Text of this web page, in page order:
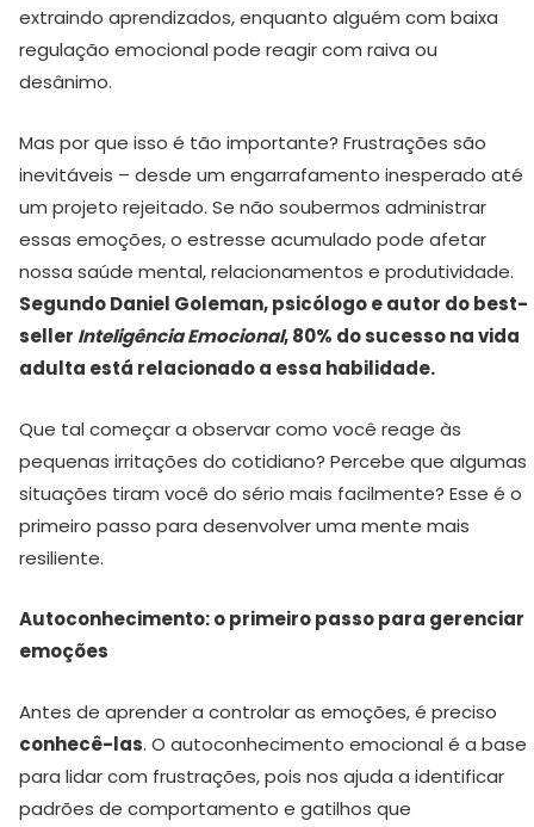
extraindo aprendizados, enquanto alguém com baixa
regulação emocional pode reagir com raiva ou
desânimo.
Mas por que isso é tão importante? Frustrações são
inevitáveis – desde um engarrafamento inesperado até
um projeto rejeitado. Se não soubermos administrar
essas emoções, o estresse acumulado pode afetar
nossa saúde mental, relacionamentos e produtividade.
Segundo Daniel Goleman, psicólogo e autor do best-
seller Inteligência Emocional, 80% do sucesso na vida
adulta está relacionado a essa habilidade.
Que tal começar a observar como você reage às
pequenas irritações do cotidiano? Percebe que algumas
situações tiram você do sério mais facilmente? Esse é o
primeiro passo para desenvolver uma mente mais
resiliente.
Autoconhecimento: o primeiro passo para gerenciar
emoções
Antes de aprender a controlar as emoções, é preciso
conhecê-las. O autoconhecimento emocional é a base
para lidar com frustrações, pois nos ajuda a identificar
padrões de comportamento e gatilhos que